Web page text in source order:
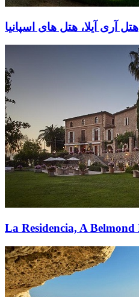
هتل آری آیلا، هتل های اسپانیا